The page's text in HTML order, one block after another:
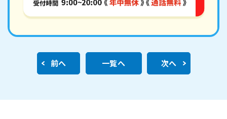
前へ 一覧へ 次へ